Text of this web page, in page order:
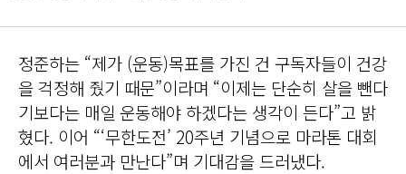
정준하는 “제가 (운동)목표를 가진 건 구독자들이 건강
을 걱정해 줬기 때문”이라며 “이제는 단순히 살을 뺀다
기보다는 매일 운동해야 하겠다는 생각이 든다”고 밝
혔다. 이어 “‘무한도전’ 20주년 기념으로 마라톤 대회
에서 여러분과 만난다”며 기대감을 드러냈다.